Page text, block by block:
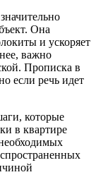
значительно
Она
и ускоряет
важно
Прописка в
если речь идет
которые
в квартире